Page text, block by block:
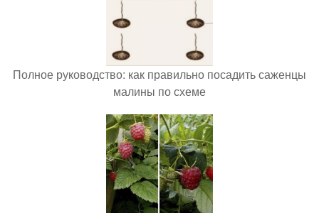
Полное руководство: как правильно посадить саженцы
малины по схеме